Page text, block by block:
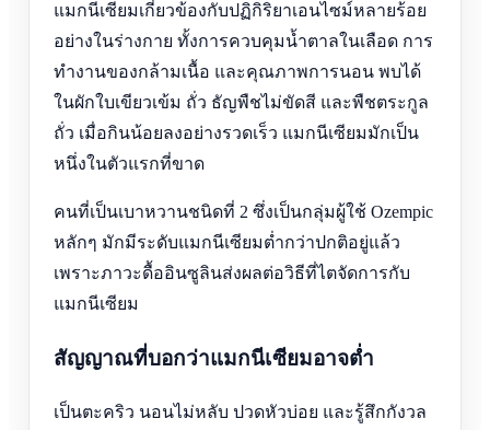
แมกนีเซียมเกี่ยวข้องกับปฏิกิริยาเอนไซม์หลายร้อย
อย่างในร่างกาย ทั้งการควบคุมน้ำตาลในเลือด การ
ทำงานของกล้ามเนื้อ และคุณภาพการนอน พบได้
ในผักใบเขียวเข้ม ถั่ว ธัญพืชไม่ขัดสี และพืชตระกูล
ถั่ว เมื่อกินน้อยลงอย่างรวดเร็ว แมกนีเซียมมักเป็น
หนึ่งในตัวแรกที่ขาด
คนที่เป็นเบาหวานชนิดที่ 2 ซึ่งเป็นกลุ่มผู้ใช้ Ozempic
หลักๆ มักมีระดับแมกนีเซียมต่ำกว่าปกติอยู่แล้ว
เพราะภาวะดื้ออินซูลินส่งผลต่อวิธีที่ไตจัดการกับ
แมกนีเซียม
สัญญาณที่บอกว่าแมกนีเซียมอาจต่ำ
เป็นตะคริว นอนไม่หลับ ปวดหัวบ่อย และรู้สึกกังวล